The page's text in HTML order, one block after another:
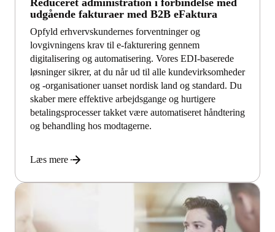
udgående fakturaer med B2B eFaktura
Opfyld erhvervskundernes forventninger og
lovgivningens krav til e-fakturering gennem
digitalisering og automatisering. Vores EDI-baserede
løsninger sikrer, at du når ud til alle kundevirksomheder
og -organisationer uanset nordisk land og standard. Du
skaber mere effektive arbejdsgange og hurtigere
betalingsprocesser takket være automatiseret håndtering
og behandling hos modtagerne.
Læs mere